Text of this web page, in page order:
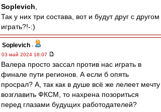
Soplevich
Так у них три состава, вот и будут друг с другом
играть?!-:)
Soplevich -
03 май 2024 18:07
Валера просто зассал против нас играть в
финале пути регионов. А если б опять
просрал? А, так как в душе всё же лелеет мечту
возглавить ФКСМ, то нахрена позориться
перед глазами будущих работодателей?